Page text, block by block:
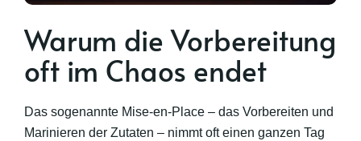
Warum die Vorbereitung
oft im Chaos endet
Das sogenannte Mise-en-Place – das Vorbereiten und
Marinieren der Zutaten – nimmt oft einen ganzen Tag